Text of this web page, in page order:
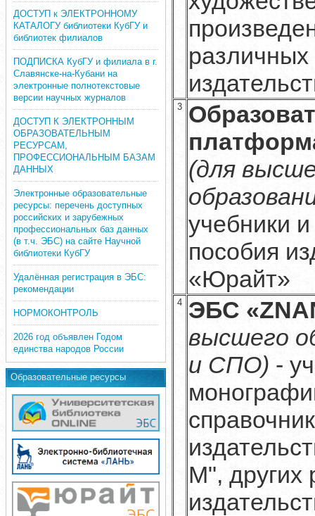
ДОСТУП к ЭЛЕКТРОННОМУ
КАТАЛОГУ библиотеки КубГУ и
библиотек филиалов
ПОДПИСКА КубГУ и филиала в г.
Славянске-на-Кубани на
электронные полнотекстовые
версии научных журналов
ДОСТУП К ЭЛЕКТРОННЫМ
ОБРАЗОВАТЕЛЬНЫМ
РЕСУРСАМ,
ПРОФЕССИОНАЛЬНЫМ БАЗАМ
ДАННЫХ
Электронные образовательные
ресурсы: перечень доступных
российских и зарубежных
профессиональных баз данных
(в т.ч. ЭБС) на сайте Научной
библиотеки КубГУ
Удалённая регистрация в ЭБС:
рекомендации
НОРМОКОНТРОЛЬ
2026 год объявлен Годом
единства народов России
Образовательные ресурсы
различных
3
(для
учебники
пособия
«Юрайт»
4
ЭБС
высшего
и СПО) -
М", других